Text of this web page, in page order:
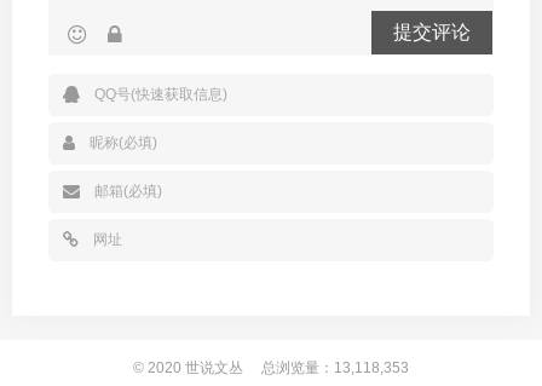
提交评论
© 2020 世说文丛 总浏览量：13,118,353